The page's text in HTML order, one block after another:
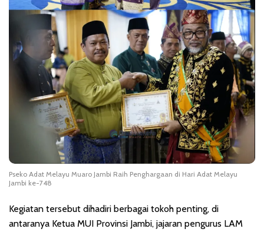
Pseko Adat Melayu Muaro Jambi Raih Penghargaan di Hari Adat Melayu
Jambi ke-748
Kegiatan tersebut dihadiri berbagai tokoh penting, di
antaranya Ketua MUI Provinsi Jambi, jajaran pengurus LAM